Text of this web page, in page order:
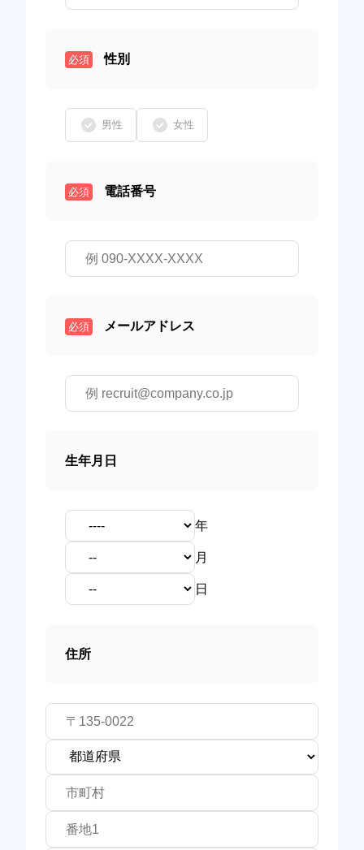
必須 性別
男性 女性
必須 電話番号
必須 メールアドレス
生年月日
年
月
日
住所